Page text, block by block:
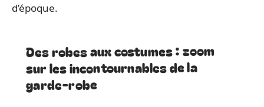
d’époque.
Des robes aux costumes : zoom
sur les incontournables de la
garde-robe